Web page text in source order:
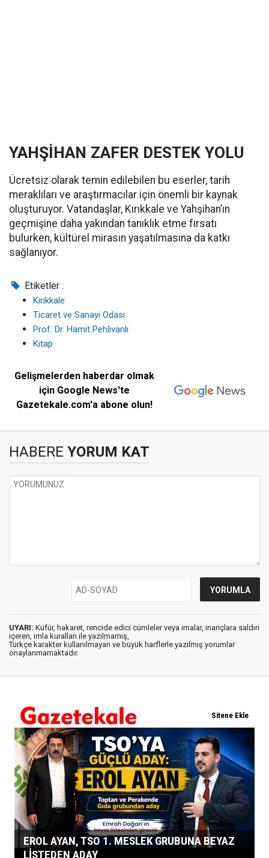
YAHŞİHAN ZAFER DESTEK YOLU
Ücretsiz olarak temin edilebilen bu eserler, tarih
meraklıları ve araştırmacılar için önemli bir kaynak
oluşturuyor. Vatandaşlar, Kırıkkale ve Yahşihan’ın
geçmişine daha yakından tanıklık etme fırsatı
bulurken, kültürel mirasın yaşatılmasına da katkı
sağlanıyor.
Etiketler :
Kırıkkale
Ticaret ve Sanayi Odası
Prof. Dr. Hamit Pehlivanlı
Kitap
Gelişmelerden haberdar olmak
için Google News'te
Gazetekale.com'a abone olun!
HABERE YORUM KAT
UYARI: Küfür, hakaret, rencide edici cümleler veya imalar, inançlara saldırı
içeren, imla kuralları ile yazılmamış,
Türkçe karakter kullanılmayan ve büyük harflerle yazılmış yorumlar
onaylanmamaktadır.